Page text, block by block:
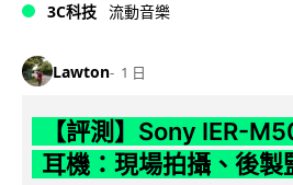
3C科技 流動音樂
Lawton 1 日
【評測】Sony IER-
耳機：現場拍攝、後製